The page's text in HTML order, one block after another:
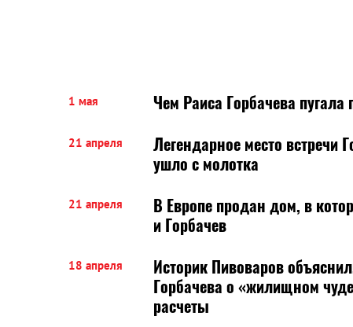
1 мая Чем Раиса Горбачева
21 апреля
Легендарное место встречи
ушло с молотка
21 апреля
В Европе продан дом, в
и Горбачев
18 апреля
Историк Пивоваров
Горбачева о «жилищном
расчеты